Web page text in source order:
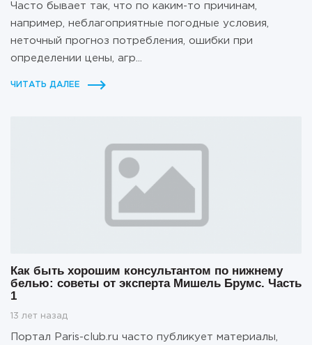
Часто бывает так, что по каким-то причинам,
например, неблагоприятные погодные условия,
неточный прогноз потребления, ошибки при
определении цены, агр...
ЧИТАТЬ ДАЛЕЕ
Как быть хорошим консультантом по нижнему
белью: советы от эксперта Мишель Брумс. Часть
1
13 лет назад
Портал Paris-club.ru часто публикует материалы,